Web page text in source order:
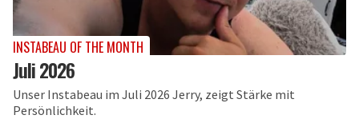
INSTABEAU OF THE MONTH
Juli 2026
Unser Instabeau im Juli 2026 Jerry, zeigt Stärke mit
Persönlichkeit.